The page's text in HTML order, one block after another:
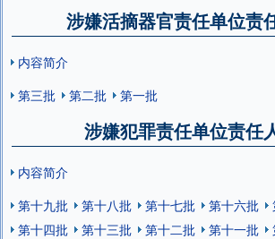
涉嫌活摘器官责任单位责
内容简介
第三批
第二批 第一批
涉嫌犯罪责任单位责任
内容简介
第十九批
第十八批 第十七批 第十六批
第十四批
第十三批 第十二批 第十一批